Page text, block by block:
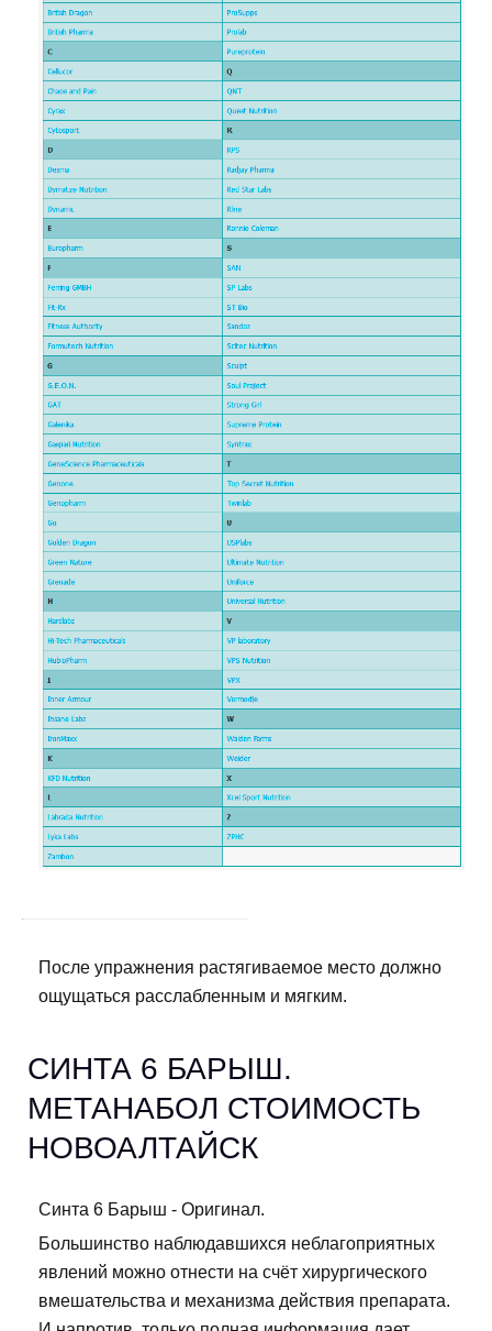
После упражнения растягиваемое место должно
ощущаться расслабленным и мягким.
СИНТА 6 БАРЫШ.
МЕТАНАБОЛ СТОИМОСТЬ
НОВОАЛТАЙСК
Синта 6 Барыш - Оригинал.
Большинство наблюдавшихся неблагоприятных
явлений можно отнести на счёт хирургического
вмешательства и механизма действия препарата.